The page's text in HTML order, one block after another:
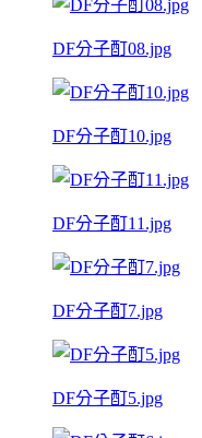
DF分子酊08.jpg
DF分子酊10.jpg
DF分子酊11.jpg
DF分子酊7.jpg
DF分子酊5.jpg